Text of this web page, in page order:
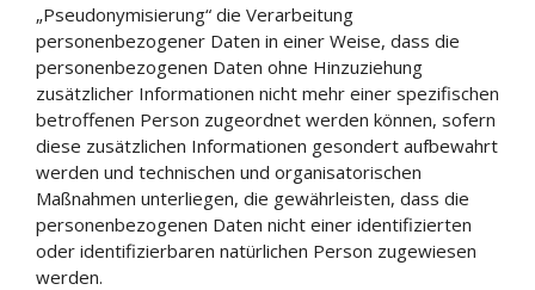
„Pseudonymisierung“ die Verarbeitung
personenbezogener Daten in einer Weise, dass die
personenbezogenen Daten ohne Hinzuziehung
zusätzlicher Informationen nicht mehr einer spezifischen
betroffenen Person zugeordnet werden können, sofern
diese zusätzlichen Informationen gesondert aufbewahrt
werden und technischen und organisatorischen
Maßnahmen unterliegen, die gewährleisten, dass die
personenbezogenen Daten nicht einer identifizierten
oder identifizierbaren natürlichen Person zugewiesen
werden.